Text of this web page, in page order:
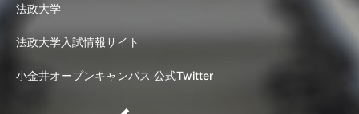
法政大学
法政大学入試情報サイト
小金井オープンキャンパス 公式Twitter